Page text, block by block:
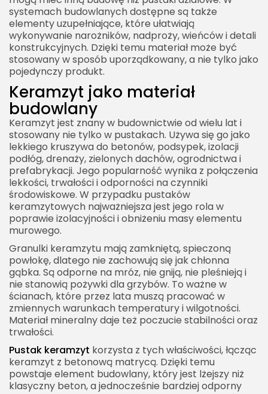
systemach budowlanych dostępne są także
elementy uzupełniające, które ułatwiają
wykonywanie narożników, nadproży, wieńców i detali
konstrukcyjnych. Dzięki temu materiał może być
stosowany w sposób uporządkowany, a nie tylko jako
pojedynczy produkt.
Keramzyt jako materiał
budowlany
Keramzyt jest znany w budownictwie od wielu lat i
stosowany nie tylko w pustakach. Używa się go jako
lekkiego kruszywa do betonów, podsypek, izolacji
podłóg, drenaży, zielonych dachów, ogrodnictwa i
prefabrykacji. Jego popularność wynika z połączenia
lekkości, trwałości i odporności na czynniki
środowiskowe. W przypadku pustaków
keramzytowych najważniejsza jest jego rola w
poprawie izolacyjności i obniżeniu masy elementu
murowego.
Granulki keramzytu mają zamkniętą, spieczoną
powłokę, dlatego nie zachowują się jak chłonna
gąbka. Są odporne na mróz, nie gniją, nie pleśnieją i
nie stanowią pożywki dla grzybów. To ważne w
ścianach, które przez lata muszą pracować w
zmiennych warunkach temperatury i wilgotności.
Materiał mineralny daje też poczucie stabilności oraz
trwałości.
Pustak keramzyt korzysta z tych właściwości, łącząc
keramzyt z betonową matrycą. Dzięki temu
powstaje element budowlany, który jest lżejszy niż
klasyczny beton, a jednocześnie bardziej odporny
Jak porównać pustak keramzytowy z innymi
materiałami?
Pustak keramzyt a przyszłość budownictwa
Pustak keramzyt jako świadomy wybór inwestora
Pustak keramzyt w dobrze zaplanowanej budowie